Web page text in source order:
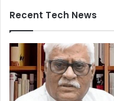
Recent Tech News